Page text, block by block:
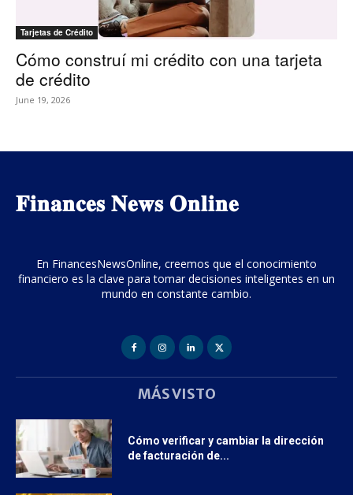
Tarjetas de Crédito
Cómo construí mi crédito con una tarjeta
de crédito
June 19, 2026
𝐅𝐢𝐧𝐚𝐧𝐜𝐞𝐬 𝐍𝐞𝐰𝐬 𝐎𝐧𝐥𝐢𝐧𝐞
En FinancesNewsOnline, creemos que el conocimiento
financiero es la clave para tomar decisiones inteligentes en un
mundo en constante cambio.
MÁS VISTO
Cómo verificar y cambiar la dirección
de facturación de...